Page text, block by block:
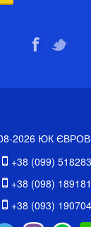
2026 ЮК
+38 (099)
+38 (098)
+38 (093)